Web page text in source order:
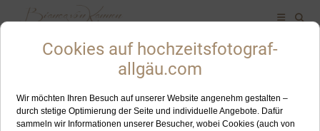
ALLES ZUM SCHLAGWORT: BREITENBERG PFRONTEN